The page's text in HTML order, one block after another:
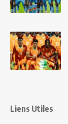
Liens Utiles